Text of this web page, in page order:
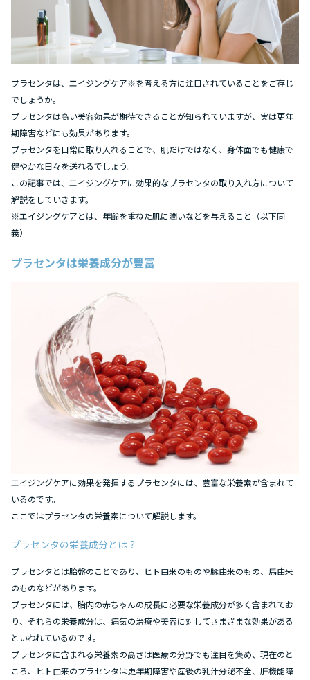
プラセンタは、エイジングケア※を考える方に注目されていることをご存じ
でしょうか。
プラセンタは高い美容効果が期待できることが知られていますが、実は更年
期障害などにも効果があります。
プラセンタを日常に取り入れることで、肌だけではなく、身体面でも健康で
健やかな日々を送れるでしょう。
この記事では、エイジングケアに効果的なプラセンタの取り入れ方について
解説をしていきます。
※エイジングケアとは、年齢を重ねた肌に潤いなどを与えること（以下同
義）
プラセンタは栄養成分が豊富
エイジングケアに効果を発揮するプラセンタには、豊富な栄養素が含まれて
いるのです。
ここではプラセンタの栄養素について解説します。
プラセンタの栄養成分とは？
プラセンタとは胎盤のことであり、ヒト由来のものや豚由来のもの、馬由来
のものなどがあります。
プラセンタには、胎内の赤ちゃんの成長に必要な栄養成分が多く含まれてお
り、それらの栄養成分は、病気の治療や美容に対してさまざまな効果がある
といわれているのです。
プラセンタに含まれる栄養素の高さは医療の分野でも注目を集め、現在のと
ころ、ヒト由来のプラセンタは更年期障害や産後の乳汁分泌不全、肝機能障